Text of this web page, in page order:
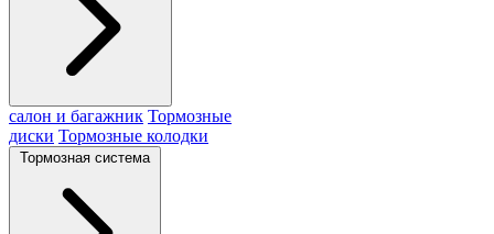
салон и багажник Тормозные
диски Тормозные колодки
Тормозная система